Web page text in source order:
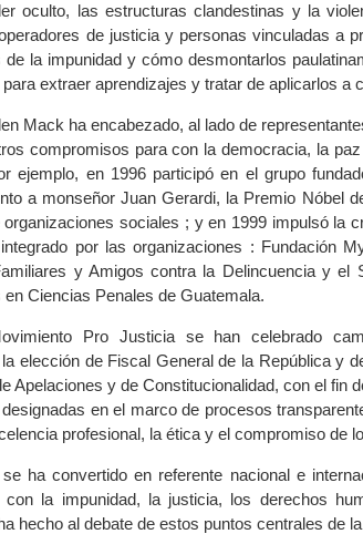
oculto, las estructuras clandestinas y la
de justicia y personas vinculadas a
de la impunidad y cómo desmontarlos
extraer aprendizajes y tratar de aplicarlos a
Mack ha encabezado, al lado de
compromisos para con la democracia, la
ejemplo, en 1996 participó en el grupo
a monseñor Juan Gerardi, la Premio Nóbel
organizaciones sociales ; y en 1999 impulsó la
por las organizaciones : Fundación
y Amigos contra la Delincuencia y el
Ciencias Penales de Guatemala.
Pro Justicia se han celebrado
elección de Fiscal General de la República y
Apelaciones y de Constitucionalidad, con el fin
en el marco de procesos
profesional, la ética y el compromiso de
ha convertido en referente nacional e
con la impunidad, la justicia, los derechos
hecho al debate de estos puntos centrales de